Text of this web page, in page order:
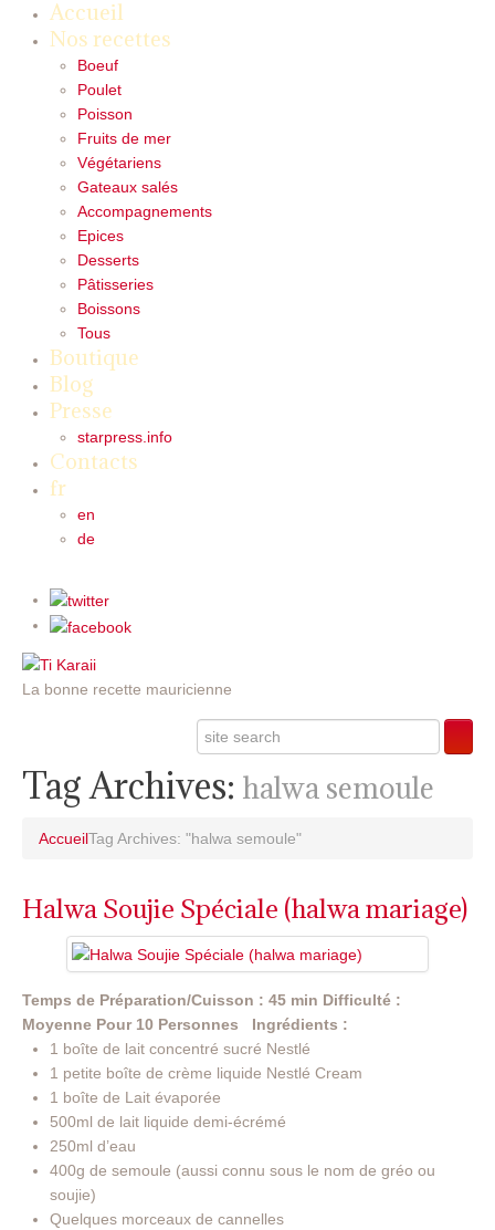
Accueil
Nos recettes
Boeuf
Poulet
Poisson
Fruits de mer
Végétariens
Gateaux salés
Accompagnements
Epices
Desserts
Pâtisseries
Boissons
Tous
Boutique
Blog
Presse
starpress.info
Contacts
fr
en
de
La bonne recette mauricienne
Tag Archives: halwa semoule
AccueilTag Archives: "halwa semoule"
Halwa Soujie Spéciale (halwa mariage)
Temps de Préparation/Cuisson : 45 min Difficulté :
Moyenne Pour 10 Personnes
Ingrédients :
1 boîte de lait concentré sucré Nestlé
1 petite boîte de crème liquide Nestlé Cream
1 boîte de Lait évaporée
500ml de lait liquide demi-écrémé
250ml d’eau
400g de semoule (aussi connu sous le nom de gréo ou
soujie)
Quelques morceaux de cannelles